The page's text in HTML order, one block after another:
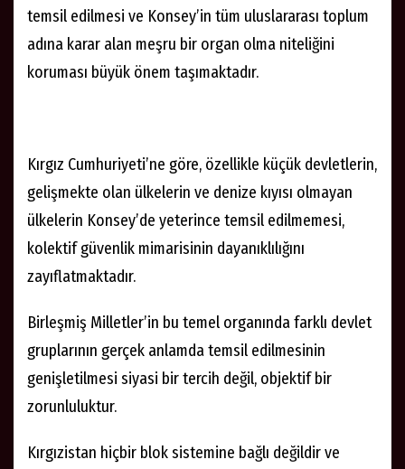
temsil edilmesi ve Konsey’in tüm uluslararası toplum
adına karar alan meşru bir organ olma niteliğini
koruması büyük önem taşımaktadır.
Kırgız Cumhuriyeti’ne göre, özellikle küçük devletlerin,
gelişmekte olan ülkelerin ve denize kıyısı olmayan
ülkelerin Konsey’de yeterince temsil edilmemesi,
kolektif güvenlik mimarisinin dayanıklılığını
zayıflatmaktadır.
Birleşmiş Milletler’in bu temel organında farklı devlet
gruplarının gerçek anlamda temsil edilmesinin
genişletilmesi siyasi bir tercih değil, objektif bir
zorunluluktur.
Kırgızistan hiçbir blok sistemine bağlı değildir ve